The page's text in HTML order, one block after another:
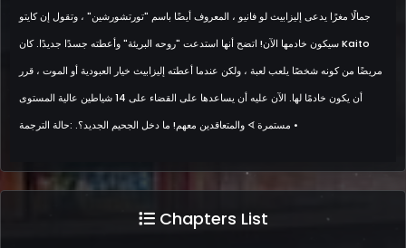
جمالًا مغرًا يدعى إليزابيث لو فانيو ، المعروف أيضًا باسم "تورتشورشين" ، وتقول إن كايتو
سيكون خادمها الآن! اتضح أنها استدعت "روحه البريئة" وأعطته جسدًا جديدًا. كان Kaito
مريضًا من كونه شخصًا يلعب لعبة ، ولكن عندما أعطته إليزابيث خيار العبودية أو الموت ، قرر
أن يكون خادمًا لها. الآن عليه أن يساعدها على القضاء على 14 شياطين عالية المستوى
والمتعاقدين معهم! ما دخل الجحيم الجديد؟. :حالة الترجمة ᗏ مستمرة •
Chapters List